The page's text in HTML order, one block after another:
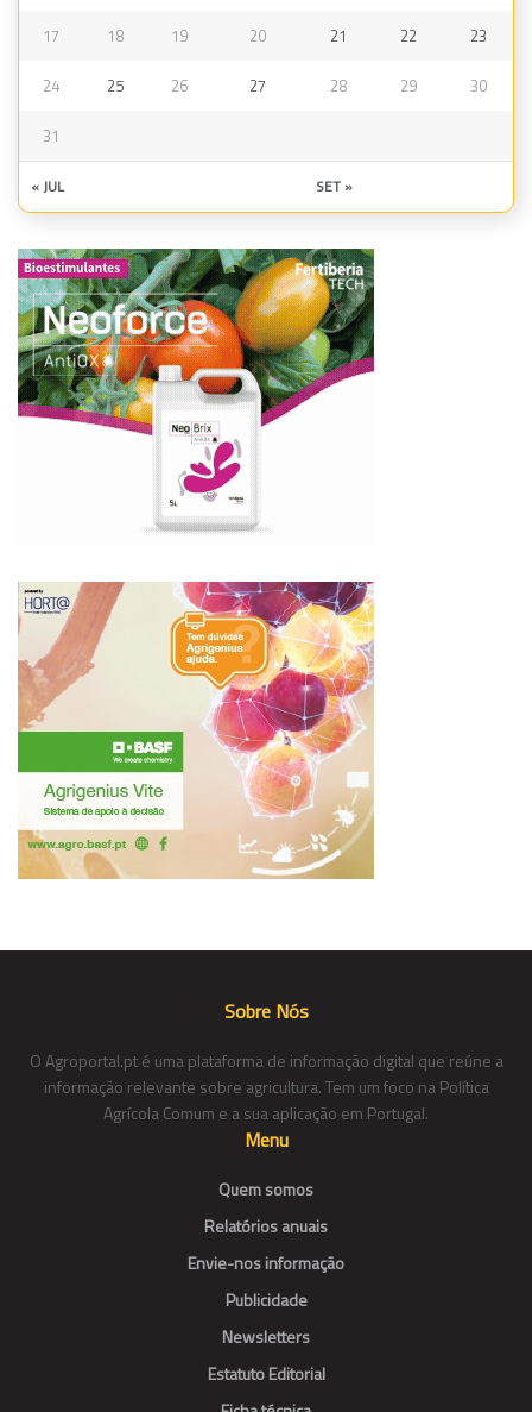
17 18 19 20 21 22 23
24 25 26 27 28 29 30
31
« JUL SET »
Sobre Nós
O Agroportal.pt é uma plataforma de informação digital que reúne a
informação relevante sobre agricultura. Tem um foco na Política
Agrícola Comum e a sua aplicação em Portugal.
Menu
Quem somos
Relatórios anuais
Envie-nos informação
Publicidade
Newsletters
Estatuto Editorial